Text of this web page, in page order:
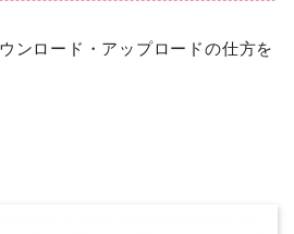
ンロード・アップロードの仕方を